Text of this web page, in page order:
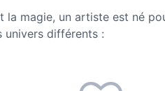
la magie, un artiste est né
univers différents :